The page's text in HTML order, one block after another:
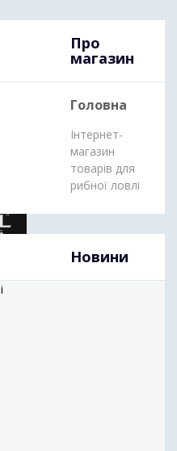
Про
магазин
Головна
Інтернет-
магазин
товарів для
рибної ловлі
Новини